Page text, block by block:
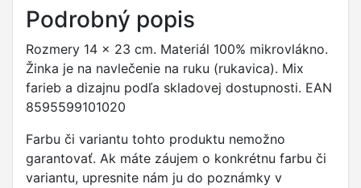
Podrobný popis
Rozmery 14 x 23 cm. Materiál 100% mikrovlákno.
Žinka je na navlečenie na ruku (rukavica). Mix
farieb a dizajnu podľa skladovej dostupnosti. EAN
8595599101020
Farbu či variantu tohto produktu nemožno
garantovať. Ak máte záujem o konkrétnu farbu či
variantu, upresnite nám ju do poznámky v